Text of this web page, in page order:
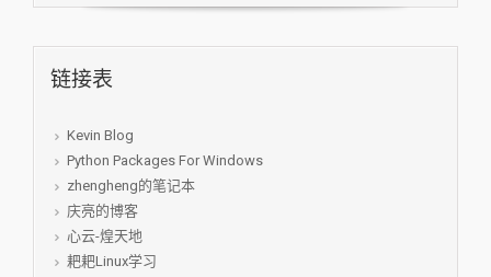
链接表
Kevin Blog
Python Packages For Windows
zhengheng的笔记本
庆亮的博客
心云-煌天地
耙耙Linux学习